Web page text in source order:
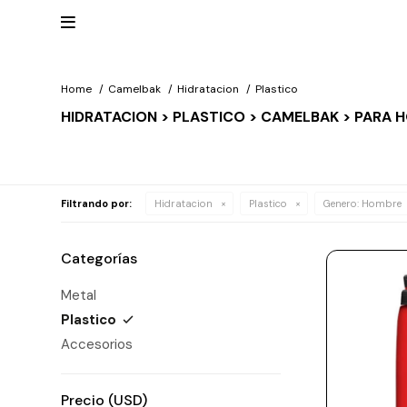

Home Camelbak Hidratacion Plastico
HIDRATACION > PLASTICO > CAMELBAK > PARA
Filtrando por: Hidratacion Plastico Genero: Hombre
Categorías
Metal
Plastico
Accesorios
Precio (USD)
Mis
Wish List
Salir
RELOJERÍA
MARCAS
JOYERÍA
CARTERAS
ESCRITURA